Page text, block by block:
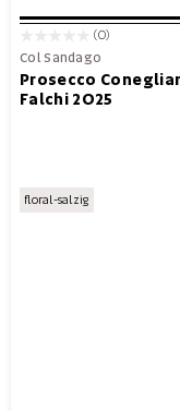
(0)
Col Sandago
Prosecco
Falchi 2025
floral-salzig